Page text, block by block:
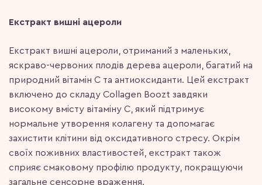
Екстракт вишні ацероли
Екстракт вишні ацероли, отриманий з маленьких,
яскраво-червоних плодів дерева ацероли, багатий на
природний вітамін С та антиоксиданти. Цей екстракт
включено до складу Collagen Boozt завдяки
високому вмісту вітаміну С, який підтримує
нормальне утворення колагену та допомагає
захистити клітини від оксидативного стресу. Окрім
своїх поживних властивостей, екстракт також
сприяє смаковому профілю продукту, покращуючи
загальне сенсорне враження.